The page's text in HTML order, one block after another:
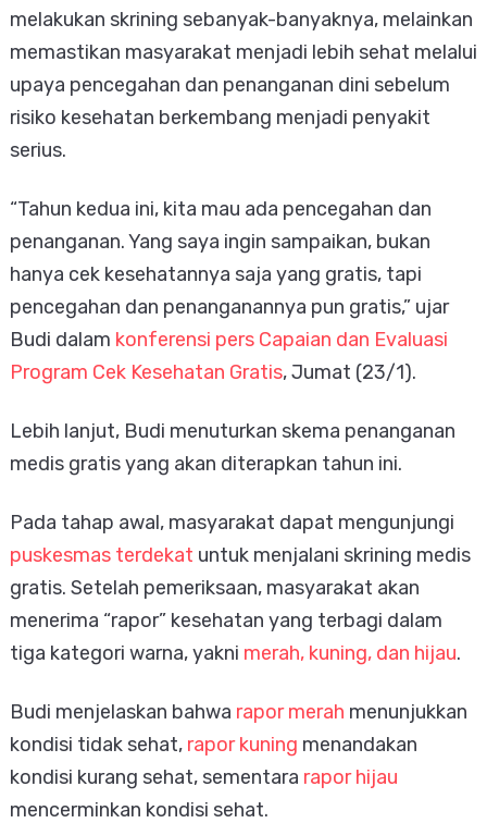
melakukan skrining sebanyak-banyaknya, melainkan
memastikan masyarakat menjadi lebih sehat melalui
upaya pencegahan dan penanganan dini sebelum
risiko kesehatan berkembang menjadi penyakit
serius.
“Tahun kedua ini, kita mau ada pencegahan dan
penanganan. Yang saya ingin sampaikan, bukan
hanya cek kesehatannya saja yang gratis, tapi
pencegahan dan penanganannya pun gratis,” ujar
Budi dalam konferensi pers Capaian dan Evaluasi
Program Cek Kesehatan Gratis, Jumat (23/1).
Lebih lanjut, Budi menuturkan skema penanganan
medis gratis yang akan diterapkan tahun ini.
Pada tahap awal, masyarakat dapat mengunjungi
puskesmas terdekat untuk menjalani skrining medis
gratis. Setelah pemeriksaan, masyarakat akan
menerima “rapor” kesehatan yang terbagi dalam
tiga kategori warna, yakni merah, kuning, dan hijau.
Budi menjelaskan bahwa rapor merah menunjukkan
kondisi tidak sehat, rapor kuning menandakan
kondisi kurang sehat, sementara rapor hijau
mencerminkan kondisi sehat.